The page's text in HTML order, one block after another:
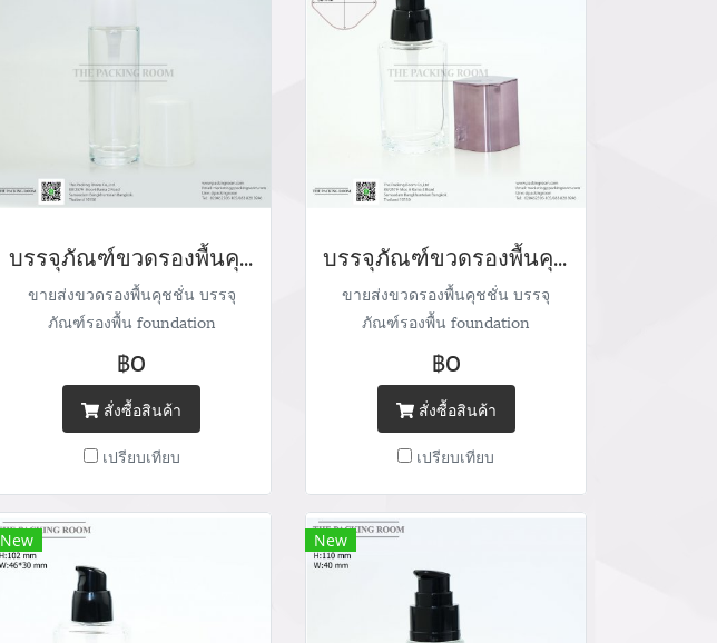
บรรจุภัณฑ์ขวดรองพื้นคุชชั่น ขวดแก้วรองพื้น foundation bootle/ cushion tube บรรจุภัณฑ์แก้วทรงกลม Glass tube จำหน่ายบรรจุภัณฑ์เครื่องสำอางทุกประเภท
ขายส่งขวดรองพื้นคุชชั่น บรรจุ
ภัณฑ์รองพื้น foundation
packaging cushion case จำหน่าย
บรรจุภัณฑ์เครื่องสำอางทุกประเภท
Tel : (+66) 020 462 506-105
Mobile: 083 828 9246 Email:
marketing@packingroom.com/
sale@packingroom.com/
thepackingroomchannel@gmail.com
฿0
สั่งซื้อสินค้า
เปรียบเทียบ
บรรจุภัณฑ์ขวดรองพื้นคุชชั่น ขวดแก้วรองพื้น foundation bootle/ cushion tube บรรจุภัณฑ์แก้ว Glass tube จำหน่ายบรรจุภัณฑ์เครื่องสำอางทุกประเภท
ขายส่งขวดรองพื้นคุชชั่น บรรจุ
ภัณฑ์รองพื้น foundation
packaging cushion case จำหน่าย
บรรจุภัณฑ์เครื่องสำอางทุกประเภท
Tel : (+66) 020 462 506-105
Mobile: 083 828 9246 Email:
marketing@packingroom.com/
sale@packingroom.com/
thepackingroomchannel@gmail.com
฿0
สั่งซื้อสินค้า
เปรียบเทียบ
New New